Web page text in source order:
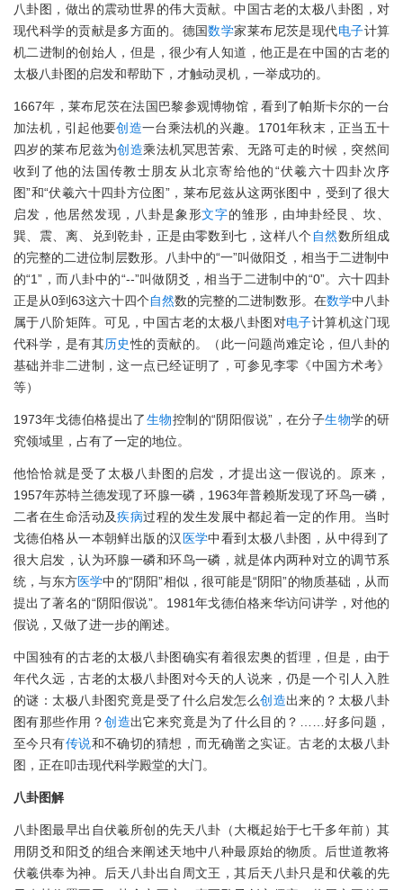
八卦图，做出的震动世界的伟大贡献。中国古老的太极八卦图，对
现代科学的贡献是多方面的。德国数学家莱布尼茨是现代电子计算
机二进制的创始人，但是，很少有人知道，他正是在中国的古老的
太极八卦图的启发和帮助下，才触动灵机，一举成功的。
1667年，莱布尼茨在法国巴黎参观博物馆，看到了帕斯卡尔的一台
加法机，引起他要创造一台乘法机的兴趣。1701年秋末，正当五十
四岁的莱布尼兹为创造乘法机冥思苦索、无路可走的时候，突然间
收到了他的法国传教士朋友从北京寄给他的“伏羲六十四卦次序
图”和“伏羲六十四卦方位图”，莱布尼兹从这两张图中，受到了很大
启发，他居然发现，八卦是象形文字的雏形，由坤卦经艮、坎、
巽、震、离、兑到乾卦，正是由零数到七，这样八个 自然数所组成
的完整的二进位制层数形。八卦中的“一”叫做阳爻，相当于二进制中
的“1”，而八卦中的“--”叫做阴爻，相当于二进制中的“0”。六十四卦
正是从0到63这六十四个自然数的完整的二进制数形。在数学中八卦
属于八阶矩阵。可见，中国古老的太极八卦图对电子计算机这门现
代科学，是有其历史性的贡献的。（此一问题尚难定论，但八卦的
基础并非二进制，这一点已经证明了，可参见李零《中国方术考》
等）
1973年戈德伯格提出了生物控制的“阴阳假说”，在分子生物学的研
究领域里，占有了一定的地位。
他恰恰就是受了太极八卦图的启发，才提出这一假说的。原来，
1957年苏特兰德发现了环腺一磷，1963年普赖斯发现了环鸟一磷，
二者在生命活动及疾病过程的发生发展中都起着一定的作用。当时
戈德伯格从一本朝鲜出版的汉 医学中看到太极八卦图，从中得到了
很大启发，认为环腺一磷和环鸟一磷，就是体内两种对立的调节系
统，与东方医学中的“阴阳”相似，很可能是“阴阳”的物质基础，从而
提出了著名的“阴阳假说”。1981年戈德伯格来华访问讲学，对他的
假说，又做了进一步的阐述。
中国独有的古老的太极八卦图确实有着很宏奥的哲理，但是，由于
年代久远，古老的太极八卦图对今天的人说来，仍是一个引人入胜
的谜：太极八卦图究竟是受了什么启发怎么创造出来的？太极八卦
图有那些作用？创造出它来究竟是为了什么目的？……好多问题，
至今只有传说和不确切的猜想，而无确凿之实证。古老的太极八卦
图，正在叩击现代科学殿堂的大门。
八卦图解
八卦图最早出自伏羲所创的先天八卦（大概起始于七千多年前）其
用阴爻和阳爻的组合来阐述天地中八种最原始的物质。后世道教将
伏羲供奉为神。后天八卦出自周文王，其后天八卦只是和伏羲的先